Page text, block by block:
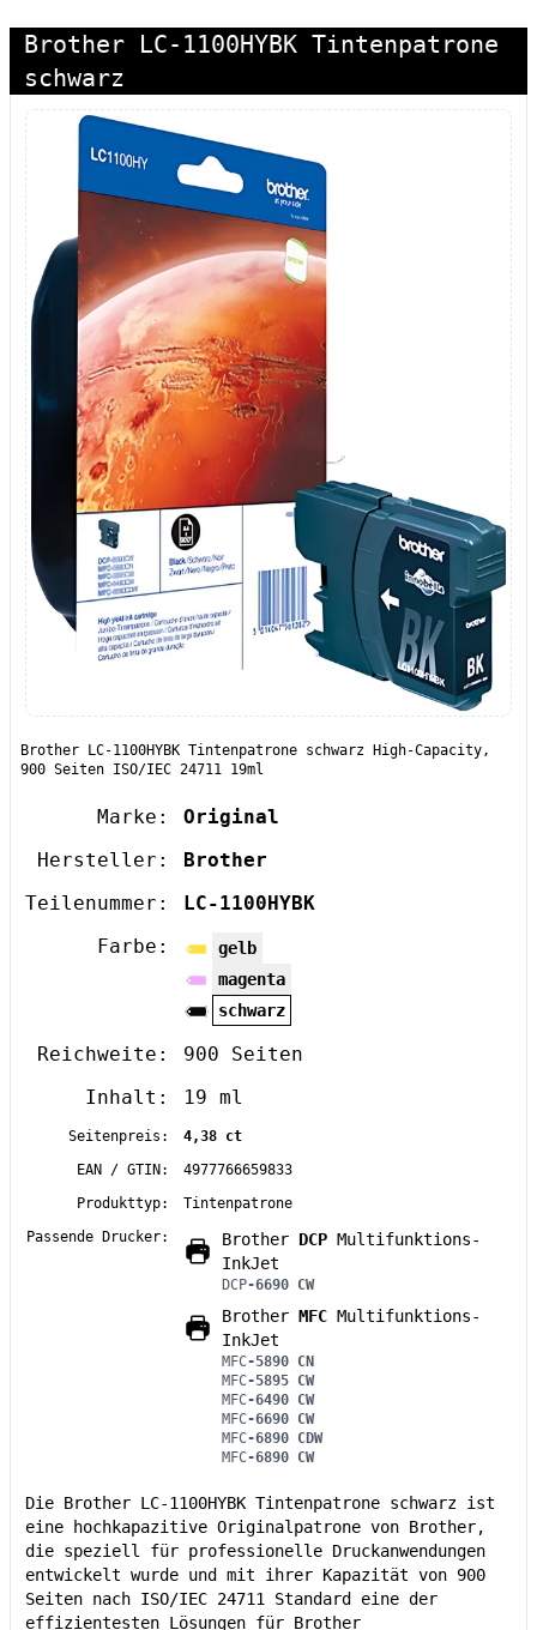
Brother LC-1100HYBK Tintenpatrone
schwarz
Brother LC-1100HYBK Tintenpatrone schwarz High-Capacity,
900 Seiten ISO/IEC 24711 19ml
Marke:
Original
Hersteller:
Brother
Teilenummer:
LC-1100HYBK
Farbe:
gelb
magenta
schwarz
Reichweite:
900 Seiten
Inhalt:
19 ml
Seitenpreis:
4,38 ct
EAN / GTIN:
4977766659833
Produkttyp:
Tintenpatrone
Passende Drucker:
Brother DCP Multifunktions-
InkJet
DCP-6690 CW
Brother MFC Multifunktions-
InkJet
MFC-5890 CN
MFC-5895 CW
MFC-6490 CW
MFC-6690 CW
MFC-6890 CDW
MFC-6890 CW
Die Brother LC-1100HYBK Tintenpatrone schwarz ist
eine hochkapazitive Originalpatrone von Brother,
die speziell für professionelle Druckanwendungen
entwickelt wurde und mit ihrer Kapazität von 900
Seiten nach ISO/IEC 24711 Standard eine der
effizientesten Lösungen für Brother